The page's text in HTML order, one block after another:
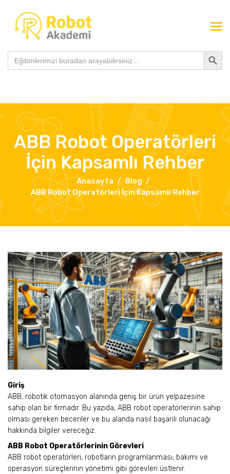
Search
for:
Search Button
ABB Robot Operatörleri
İçin Kapsamlı Rehber
Anasayfa
Blog
ABB Robot Operatörleri İçin Kapsamlı Rehber
Giriş
ABB, robotik otomasyon alanında geniş bir ürün yelpazesine
sahip olan bir firmadır. Bu yazıda, ABB robot operatörlerinin sahip
olması gereken beceriler ve bu alanda nasıl başarılı olunacağı
hakkında bilgiler vereceğiz.
ABB Robot Operatörlerinin Görevleri
ABB robot operatörleri, robotların programlanması, bakımı ve
operasyon süreçlerinin yönetimi gibi görevleri üstlenir.